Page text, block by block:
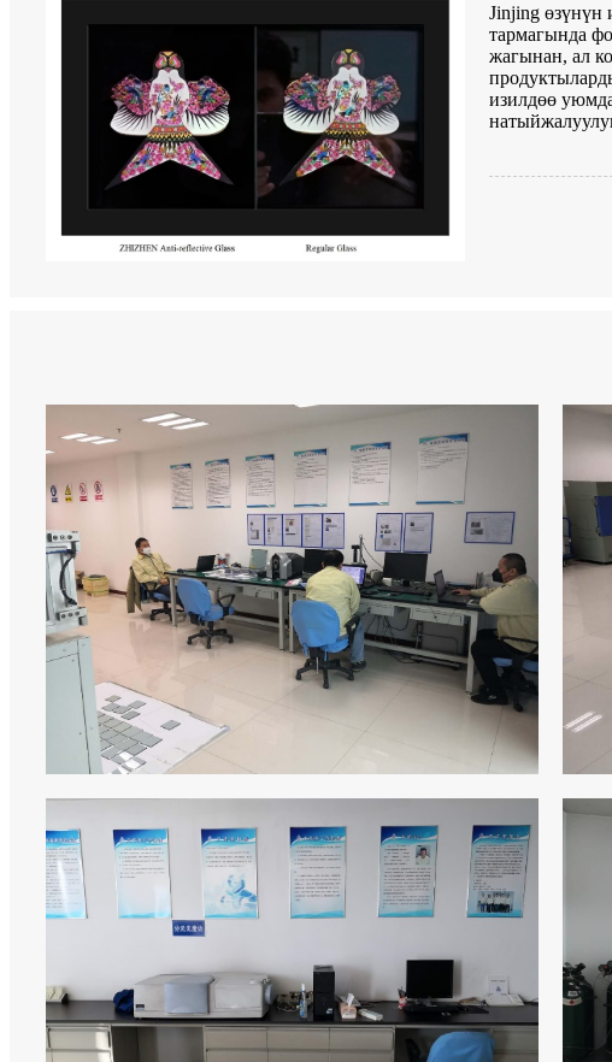
Jinjing өзүнүн
тармагында
жагынан, ал
изилдөө